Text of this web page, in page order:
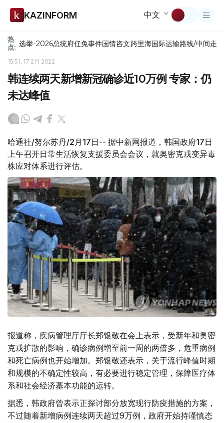
KAZINFORM 中文
热
点: 选举-2026总统府任免事件国情咨文跨里海国际运输路线/中间走廊
15:51, 17 2月 2022
韩连续两天新增新冠确诊近10万例 专家：仍
未达峰值
哈通社/努尔苏丹/2月17日-- 据中新网报道，韩国政府17日
上午召开日常生活恢复支援委员会会议，就奥密克戎变异毒
株应对体系进行评估。
报道称，疾病管理厅厅长郑银敬在会上表示，受新年和奥密
克戎扩散的影响，确诊病例增至前一周的两倍多，危重病例
和死亡病例也开始增加。郑银敬还表示，关于流行峰值时期
和规模的不确定性较高，有必要进行稳定管理，保障医疗体
系和社会经济基本功能的运转。
据悉，韩政府曾表示正探讨部分放宽现行防疫措施的方案，
不过随着新增病例连续两天超过9万例，政府开始持谨慎态